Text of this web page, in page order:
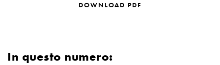
DOWNLOAD PDF
In questo numero: